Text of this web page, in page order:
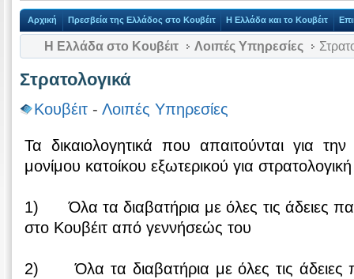
Αρχική Πρεσβεία της Ελλάδος στο Κουβέιτ Η Ελλάδα και το Κουβέιτ
Η Ελλάδα στο Κουβέιτ Λοιπές Υπηρεσίες
Στρατολογικά
Κουβέιτ - Λοιπές Υπηρεσίες
Τα δικαιολογητικά που απαιτούνται για την
μονίμου κατοίκου εξωτερικού για
1) Όλα τα διαβατήρια με όλες τις άδειες
στο Κουβέιτ από γεννήσεώς του
2) Όλα τα διαβατήρια με όλες τις άδειες